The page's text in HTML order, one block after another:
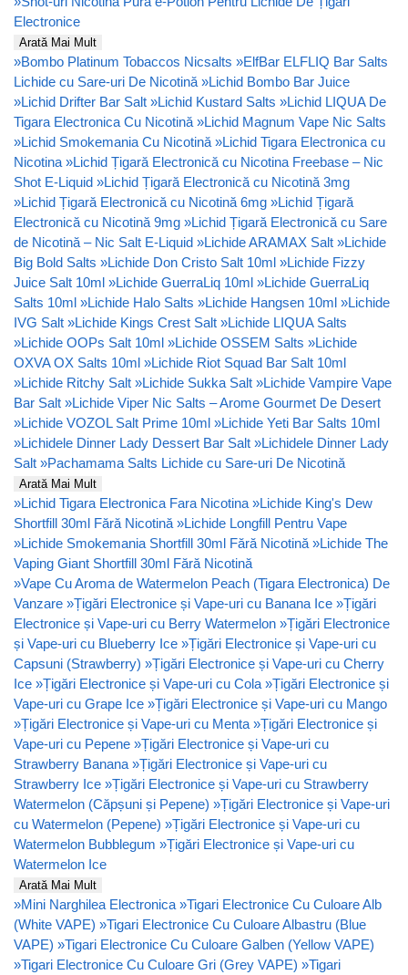
Electronice
Arată Mai Mult
»Bombo Platinum Tobaccos Nicsalts »ElfBar ELFLIQ Bar Salts
Lichide cu Sare-uri De Nicotină »Lichid Bombo Bar Juice
»Lichid Drifter Bar Salt »Lichid Kustard Salts »Lichid LIQUA De
Tigara Electronica Cu Nicotină »Lichid Magnum Vape Nic Salts
»Lichid Smokemania Cu Nicotină »Lichid Tigara Electronica cu
Nicotina »Lichid Țigară Electronică cu Nicotina Freebase – Nic
Shot E-Liquid »Lichid Țigară Electronică cu Nicotină 3mg
»Lichid Țigară Electronică cu Nicotină 6mg »Lichid Țigară
Electronică cu Nicotină 9mg »Lichid Țigară Electronică cu Sare
de Nicotină – Nic Salt E-Liquid »Lichide ARAMAX Salt »Lichide
Big Bold Salts »Lichide Don Cristo Salt 10ml »Lichide Fizzy
Juice Salt 10ml »Lichide GuerraLiq 10ml »Lichide GuerraLiq
Salts 10ml »Lichide Halo Salts »Lichide Hangsen 10ml »Lichide
IVG Salt »Lichide Kings Crest Salt »Lichide LIQUA Salts
»Lichide OOPs Salt 10ml »Lichide OSSEM Salts »Lichide
OXVA OX Salts 10ml »Lichide Riot Squad Bar Salt 10ml
»Lichide Ritchy Salt »Lichide Sukka Salt »Lichide Vampire Vape
Bar Salt »Lichide Viper Nic Salts – Arome Gourmet De Desert
»Lichide VOZOL Salt Prime 10ml »Lichide Yeti Bar Salts 10ml
»Lichidele Dinner Lady Dessert Bar Salt »Lichidele Dinner Lady
Salt »Pachamama Salts Lichide cu Sare-uri De Nicotină
Arată Mai Mult
»Lichid Tigara Electronica Fara Nicotina »Lichide King's Dew
Shortfill 30ml Fără Nicotină »Lichide Longfill Pentru Vape
»Lichide Smokemania Shortfill 30ml Fără Nicotină »Lichide The
Vaping Giant Shortfill 30ml Fără Nicotină
»Vape Cu Aroma de Watermelon Peach (Tigara Electronica) De
Vanzare »Țigări Electronice și Vape-uri cu Banana Ice »Țigări
Electronice și Vape-uri cu Berry Watermelon »Țigări Electronice
și Vape-uri cu Blueberry Ice »Țigări Electronice și Vape-uri cu
Capsuni (Strawberry) »Țigări Electronice și Vape-uri cu Cherry
Ice »Țigări Electronice și Vape-uri cu Cola »Țigări Electronice și
Vape-uri cu Grape Ice »Țigări Electronice și Vape-uri cu Mango
»Țigări Electronice și Vape-uri cu Menta »Țigări Electronice și
Vape-uri cu Pepene »Țigări Electronice și Vape-uri cu
Strawberry Banana »Țigări Electronice și Vape-uri cu
Strawberry Ice »Țigări Electronice și Vape-uri cu Strawberry
Watermelon (Căpșuni și Pepene) »Țigări Electronice și Vape-uri
cu Watermelon (Pepene) »Țigări Electronice și Vape-uri cu
Watermelon Bubblegum »Țigări Electronice și Vape-uri cu
Watermelon Ice
Arată Mai Mult
»Mini Narghilea Electronica »Tigari Electronice Cu Culoare Alb
(White VAPE) »Tigari Electronice Cu Culoare Albastru (Blue
VAPE) »Tigari Electronice Cu Culoare Galben (Yellow VAPE)
»Tigari Electronice Cu Culoare Gri (Grey VAPE) »Tigari